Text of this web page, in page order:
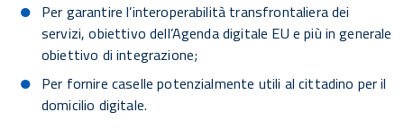
Per garantire l’interoperabilità transfrontaliera dei
servizi, obiettivo dell’Agenda digitale EU e più in generale
obiettivo di integrazione;
Per fornire caselle potenzialmente utili al cittadino per il
domicilio digitale.